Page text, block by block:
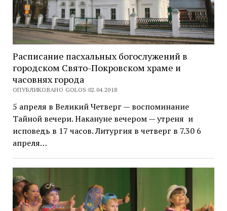
Расписание пасхальных богослужений в
городском Свято-Покровском храме и
часовнях города
ОПУБЛИКОВАНО GOLOS 02.04.2018
5 апреля в Великий Четверг — воспоминание
Тайной вечери. Накануне вечером — утреня и
исповедь в 17 часов. Литургия в четверг в 7.30 6
апреля…